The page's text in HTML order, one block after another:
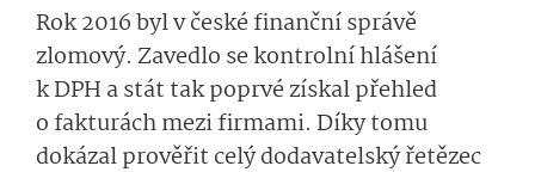
Rok 2016 byl v české finanční správě
zlomový. Zavedlo se kontrolní hlášení
k DPH a stát tak poprvé získal přehled
o fakturách mezi firmami. Díky tomu
dokázal prověřit celý dodavatelský řetězec